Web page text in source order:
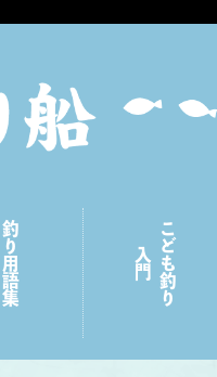
釣り用語集 こども釣り
入門